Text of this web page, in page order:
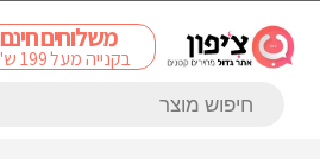
משלוחים חינם
בקנייה מעל 199 ש"ח